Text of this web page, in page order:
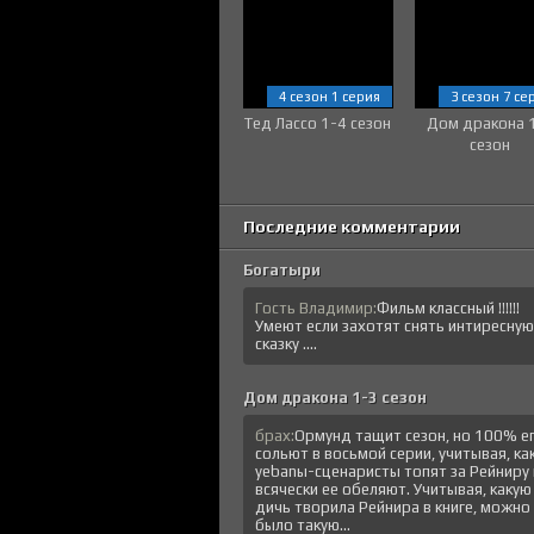
Тед Лассо 1-4 сезон
4 сезон 1 серия
Дом дракона
сезон
3 сезон 7
Последние комментарии
Богатыри
Гость Владимир:Фильм классный !!!!!!
Умеют если захотят снять интиресную
сказку ....
Дом дракона 1-3 сезон
брах:Ормунд тащит сезон, но 100%
сольют в восьмой серии, учитывая,
уеbanы-сценаристы топят за Рейниру
всячески ее обеляют. Учитывая, какую
дичь творила Рейнира в книге, можно
было такую...